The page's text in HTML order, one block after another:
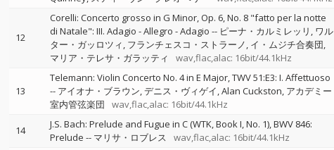
12
Corelli: Concerto grosso in G Minor, Op. 6, No. 8 "fatto per la notte
di Natale": III. Adagio - Allegro - Adagio -- ピーナ・カルミレッリ ワル
ター・ガッロツィ フランチェスコ・ストラーノ イ・ムジチ合奏団
マリア・テレサ・ガラッティ
wav,flac,alac: 16bit/44.1kHz
13
Telemann: Violin Concerto No. 4 in E Major, TWV 51:E3: I. Affettuoso
-- アイオナ・ブラウン デニス・ヴィゲイ Alan Cuckston アカデミー
室内管弦楽団
wav,flac,alac: 16bit/44.1kHz
14
J.S. Bach: Prelude and Fugue in C (WTK, Book I, No. 1), BWV 846:
Prelude -- マリサ・ロブレス wav,flac,alac: 16bit/44.1kHz